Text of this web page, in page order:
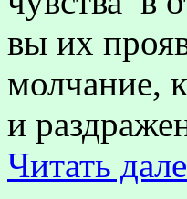
вы их
молчание,
и
Читать